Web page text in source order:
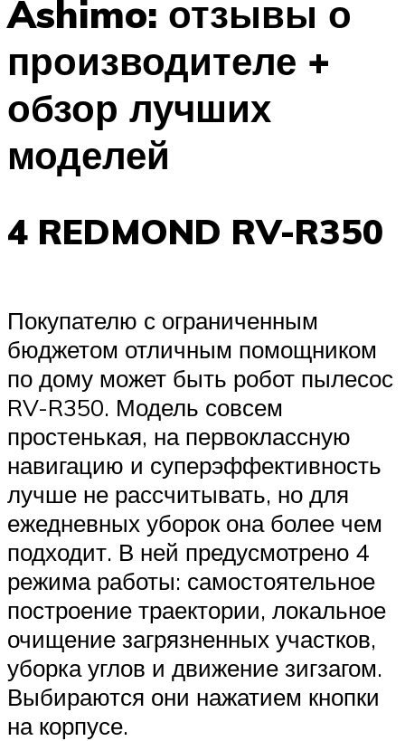
Ashimo: отзывы о
производителе +
обзор лучших
моделей
4 REDMOND RV-R350
Покупателю с ограниченным
бюджетом отличным помощником
по дому может быть робот пылесос
RV-R350. Модель совсем
простенькая, на первоклассную
навигацию и суперэффективность
лучше не рассчитывать, но для
ежедневных уборок она более чем
подходит. В ней предусмотрено 4
режима работы: самостоятельное
построение траектории, локальное
очищение загрязненных участков,
уборка углов и движение зигзагом.
Выбираются они нажатием кнопки
на корпусе.